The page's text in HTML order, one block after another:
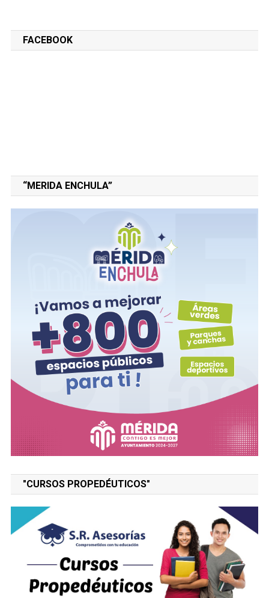
FACEBOOK
“MERIDA ENCHULA”
"CURSOS PROPEDÉUTICOS"